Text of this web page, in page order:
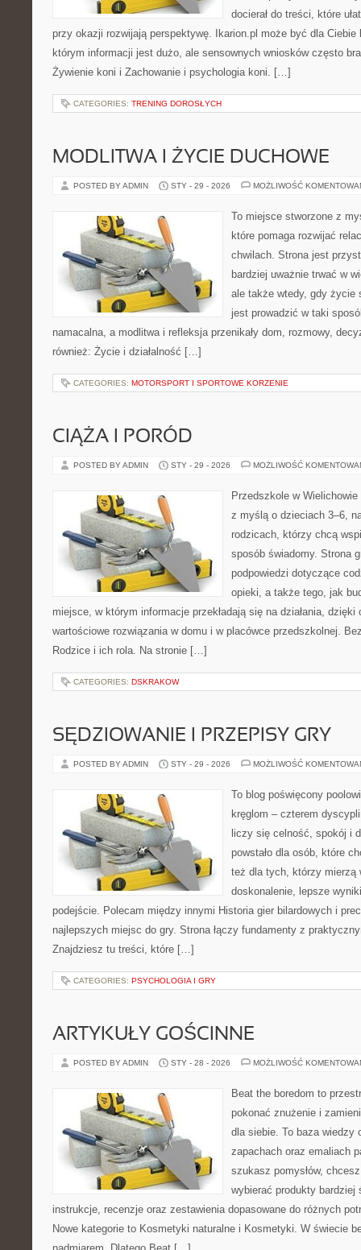
docierał do treści, które
przy okazji rozwijają perspektywę. Ikarion.pl może być dla Ciebie
którym informacji jest dużo, ale sensownych wniosków często
Żywienie koni i Zachowanie i psychologia koni. […]
CATEGORIES: TRENING DOROSŁYCH
MODLITWA I ŻYCIE DUCHOWE
POSTED BY ADMIN STY - 29 - 2026 MOŻLIWOŚĆ
To miejsce stworzone z
które pomaga rozwijać
chwilach. Strona jest
bardziej uważnie trwać w
ale także wtedy, gdy życie
jest prowadzić w taki
namacalna, a modlitwa i refleksja przenikały dom, rozmowy,
również: Życie i działalność […]
CATEGORIES: MOTORSPORT I SPORTOWE KORZENIE
CIĄŻA I PORÓD
POSTED BY ADMIN STY - 29 - 2026 MOŻLIWOŚĆ
Przedszkole w
z myślą o dzieciach 3–6,
rodzicach, którzy chcą
sposób świadomy. Strona
podpowiedzi dotyczące
opieki, a także tego, jak
miejsce, w którym informacje przekładają się na działania, dzięki
wartościowe rozwiązania w domu i w placówce przedszkolnej.
Rodzice i ich rola. Na stronie […]
CATEGORIES: DSKRAKOW
SĘDZIOWANIE I PRZEPISY GRY
POSTED BY ADMIN STY - 29 - 2026 MOŻLIWOŚĆ
To blog poświęcony
kręglom – czterem
liczy się celność, spokój i
powstało dla osób, które
też dla tych, którzy mierzą
doskonalenie, lepsze
podejście. Polecam między innymi Historia gier bilardowych i
najlepszych miejsc do gry. Strona łączy fundamenty z
Znajdziesz tu treści, które […]
CATEGORIES: PSYCHOLOGIA I GRY
ARTYKUŁY GOŚCINNE
POSTED BY ADMIN STY - 28 - 2026 MOŻLIWOŚĆ
Beat the boredom to
pokonać znużenie i
dla siebie. To baza wiedzy
zapachach oraz emaliach
szukasz pomysłów,
wybierać produkty bardziej
instrukcje, recenzje oraz zestawienia dopasowane do różnych
Nowe kategorie to Kosmetyki naturalne i Kosmetyki. W świecie